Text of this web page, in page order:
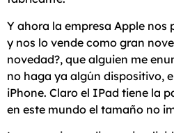
Y ahora la empresa Apple nos
y nos lo vende como gran
novedad?, que alguien me
no haga ya algún dispositivo,
iPhone. Claro el IPad tiene la
en este mundo el tamaño no